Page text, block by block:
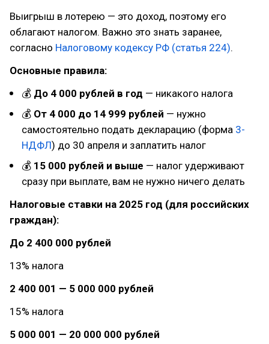
Выигрыш в лотерею — это доход, поэтому его
облагают налогом. Важно это знать заранее,
согласно Налоговому кодексу РФ (статья 224).
Основные правила:
💰 До 4 000 рублей в год — никакого налога
💰 От 4 000 до 14 999 рублей — нужно
самостоятельно подать декларацию (форма 3-
НДФЛ) до 30 апреля и заплатить налог
💰 15 000 рублей и выше — налог удерживают
сразу при выплате, вам не нужно ничего делать
Налоговые ставки на 2025 год (для российских
граждан):
До 2 400 000 рублей
13% налога
2 400 001 — 5 000 000 рублей
15% налога
5 000 001 — 20 000 000 рублей